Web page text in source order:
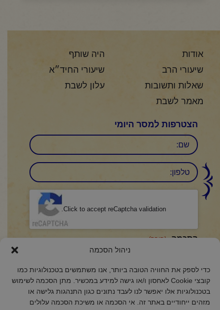
ניהול הסכמה
כדי לספק את החוויה הטובה ביותר, אנו משתמשים בטכנולוגיות כמו
קובצי Cookie לאחסון ו/או גישה למידע במכשיר. מתן הסכמה לשימוש
בטכנולוגיות אלו יאפשר לנו לעבד נתונים כגון התנהגות גלישה או
מזהים ייחודיים באתר זה. אי הסכמה או משיכת הסכמה עלולים
אודות
היה שותף
שיעורי הרב
שיעורי החיד״א
שאלות ותשובות
עלון לשבת
מאמר לשבת
הצטרפות למסר היומי
שם
טלפון:
Click to accept reCaptcha validation.
הסכמה (חובה)
אני מאשר/ת כי קראתי והבנתי את